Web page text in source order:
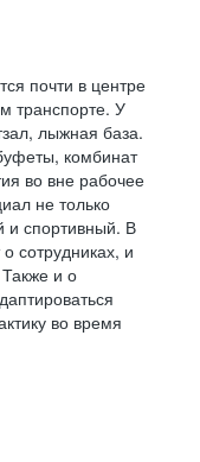
почти в центре
транспорте. У
лыжная база.
комбинат
во вне рабочее
не только
и спортивный. В
сотрудниках, и
и о
во время